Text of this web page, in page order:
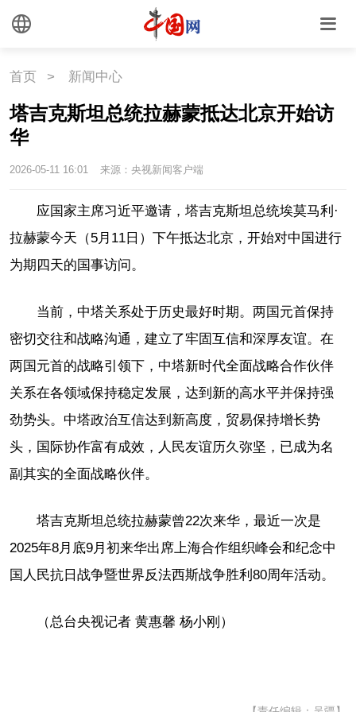
民藏
国情
联盟 心理 老年
首页 > 新闻中心
塔吉克斯坦总统拉赫蒙抵达北京开始访
华
2026-05-11 16:01 来源：央视新闻客户端
应国家主席习近平邀请，塔吉克斯坦总统埃莫马利·
拉赫蒙今天（5月11日）下午抵达北京，开始对中国进行
为期四天的国事访问。
当前，中塔关系处于历史最好时期。两国元首保持
密切交往和战略沟通，建立了牢固互信和深厚友谊。在
两国元首的战略引领下，中塔新时代全面战略合作伙伴
关系在各领域保持稳定发展，达到新的高水平并保持强
劲势头。中塔政治互信达到新高度，贸易保持增长势
头，国际协作富有成效，人民友谊历久弥坚，已成为名
副其实的全面战略伙伴。
塔吉克斯坦总统拉赫蒙曾22次来华，最近一次是
2025年8月底9月初来华出席上海合作组织峰会和纪念中
国人民抗日战争暨世界反法西斯战争胜利80周年活动。
（总台央视记者 黄惠馨 杨小刚）